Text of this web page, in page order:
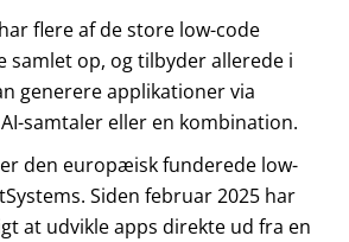
flere af de store low-code
samlet op, og tilbyder allerede i
generere applikationer via
samtaler eller en kombination.
den europæisk funderede low-
Siden februar 2025 har
at udvikle apps direkte ud fra en